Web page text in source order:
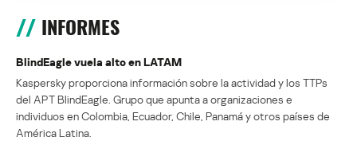
INFORMES
BlindEagle vuela alto en LATAM
Kaspersky proporciona información sobre la actividad y los TTPs
del APT BlindEagle. Grupo que apunta a organizaciones e
individuos en Colombia, Ecuador, Chile, Panamá y otros países de
América Latina.